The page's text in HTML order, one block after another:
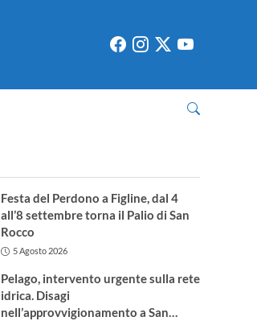
Festa del Perdono a Figline, dal 4
all’8 settembre torna il Palio di San
Rocco
5 Agosto 2026
Pelago, intervento urgente sulla rete
idrica. Disagi
nell’approvvigionamento a San